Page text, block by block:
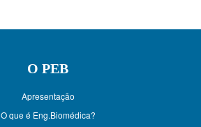
O PEB
Apresentação
O que é Eng.Biomédica?